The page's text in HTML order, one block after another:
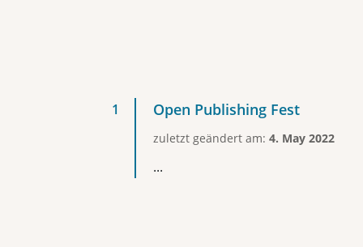
Open Publishing Fest
zuletzt geändert am: 4. May 2022
...